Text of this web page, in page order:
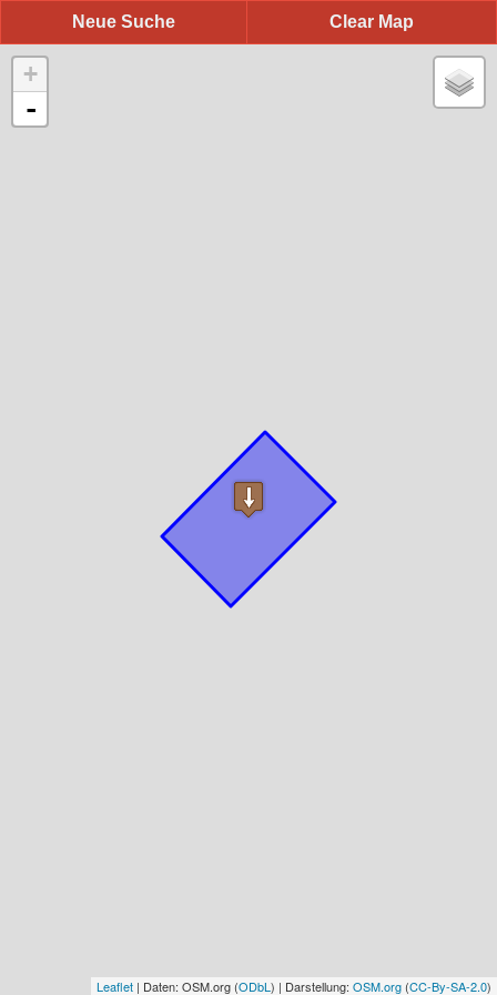
Clear Map
Neue Suche
+
-
Leaflet | Daten: OSM.org (ODbL ) | Darstellung: OSM.org (CC-By-SA-2.0)